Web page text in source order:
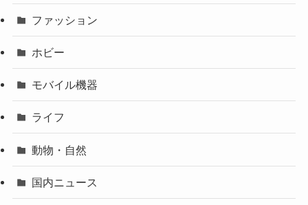
ファッション
ホビー
モバイル機器
ライフ
動物・自然
国内ニュース